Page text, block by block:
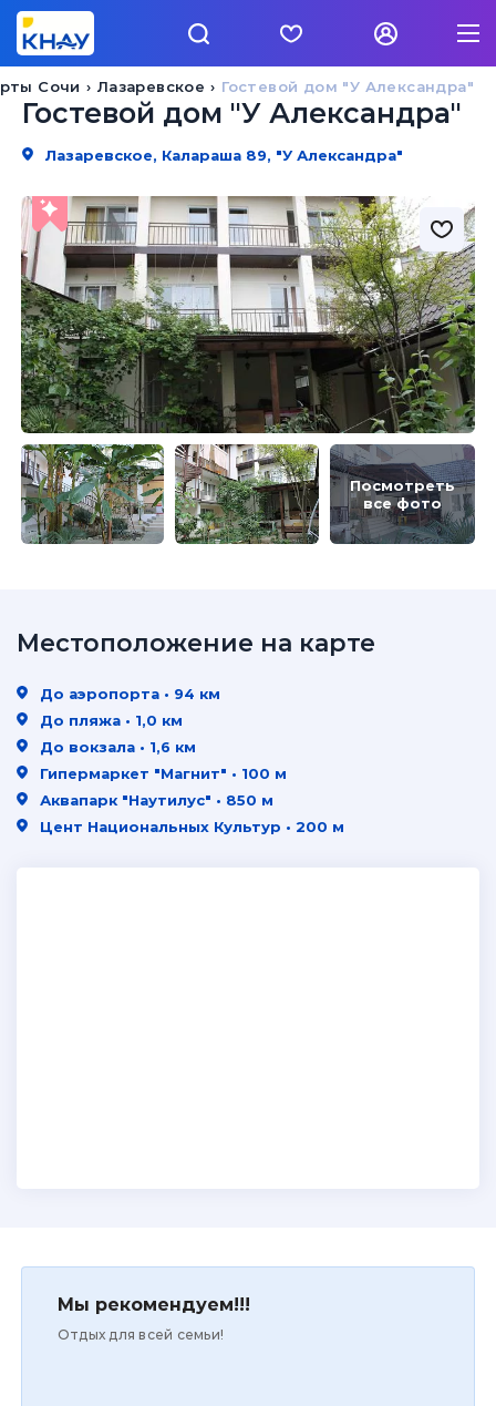
Гостевой дом "У Александра"
Лазаревское
Сочи
Гостевой дом "У Александра"
Лазаревское, Калараша 89, "У Александра"
Посмотреть
все фото
Мы рекомендуем!!!
Отдых для всей семьи!
Местоположение на карте
До аэропорта • 94 км
До пляжа • 1,0 км
До вокзала • 1,6 км
Гипермаркет "Магнит" • 100 м
Аквапарк "Наутилус" • 850 м
Цент Национальных Культур • 200 м